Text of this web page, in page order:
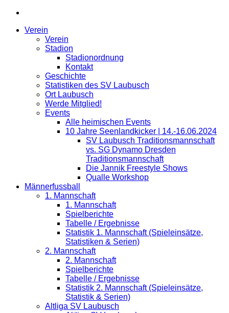
Verein
Verein
Stadion
Stadionordnung
Kontakt
Geschichte
Statistiken des SV Laubusch
Ort Laubusch
Werde Mitglied!
Events
Alle heimischen Events
10 Jahre Seenlandkicker | 14.-16.06.2024
SV Laubusch Traditionsmannschaft
vs. SG Dynamo Dresden
Traditionsmannschaft
Die Jannik Freestyle Shows
Qualle Workshop
Männerfussball
1. Mannschaft
1. Mannschaft
Spielberichte
Tabelle / Ergebnisse
Statistik 1. Mannschaft (Spieleinsätze,
Statistiken & Serien)
2. Mannschaft
2. Mannschaft
Spielberichte
Tabelle / Ergebnisse
Statistik 2. Mannschaft (Spieleinsätze,
Statistik & Serien)
Altliga SV Laubusch